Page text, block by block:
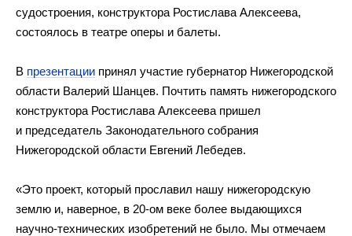
судостроения, конструктора Ростислава Алексеева,
состоялось в театре оперы и балеты.
В презентации принял участие губернатор Нижегородской
области Валерий Шанцев. Почтить память нижегородского
конструктора Ростислава Алексеева пришел
и председатель Законодательного собрания
Нижегородской области Евгений Лебедев.
«Это проект, который прославил нашу нижегородскую
землю и, наверное, в 20-ом веке более выдающихся
научно-технических изобретений не было. Мы отмечаем